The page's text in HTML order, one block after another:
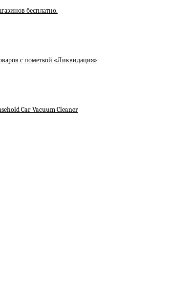
бесплатно.
с пометкой «Ликвидация»
Car Vacuum Cleaner